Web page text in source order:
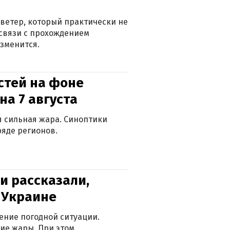
который практически не
с прохождением
на фоне
7 августа
сильная жара. Синоптики
регионов.
рассказали,
погодной ситуации.